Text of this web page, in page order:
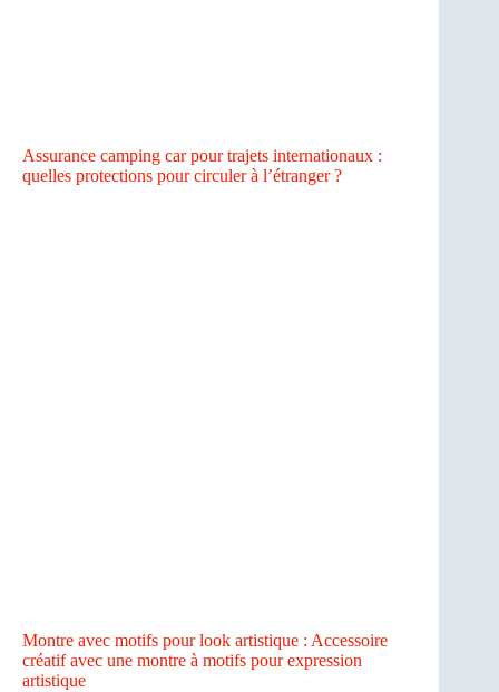
Assurance camping car pour trajets internationaux :
quelles protections pour circuler à l’étranger ?
Montre avec motifs pour look artistique : Accessoire
créatif avec une montre à motifs pour expression
artistique